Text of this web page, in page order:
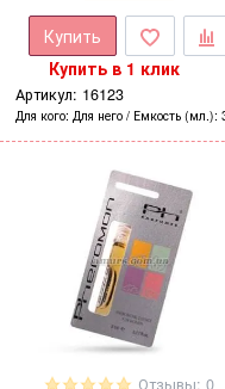
Купить
Купить в 1 клик
Артикул: 16123
Для кого Для него Емкость (мл.)
Отзывы: 0